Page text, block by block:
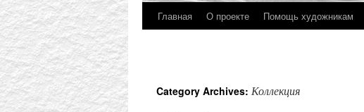
Главная О проекте Помощь художникам
Category Archives: Коллекция